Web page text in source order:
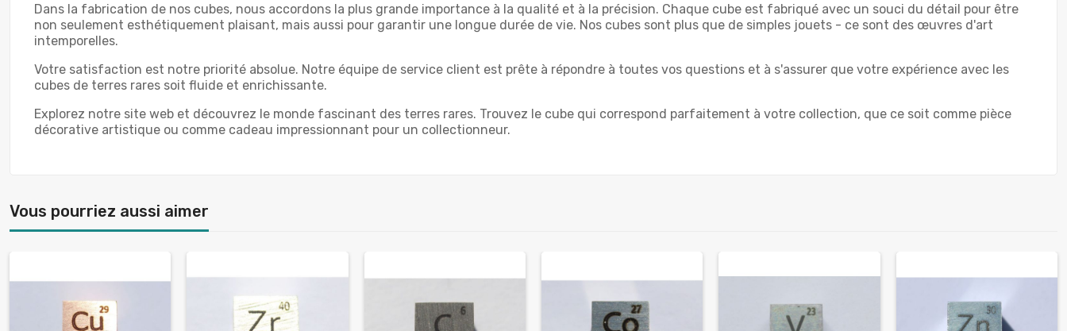
Dans la fabrication de nos cubes, nous accordons la plus grande importance à la qualité et à la précision. Chaque cube est fabriqué avec un souci du détail pour être
non seulement esthétiquement plaisant, mais aussi pour garantir une longue durée de vie. Nos cubes sont plus que de simples jouets - ce sont des œuvres d'art
intemporelles.
Votre satisfaction est notre priorité absolue. Notre équipe de service client est prête à répondre à toutes vos questions et à s'assurer que votre expérience avec les
cubes de terres rares soit fluide et enrichissante.
Explorez notre site web et découvrez le monde fascinant des terres rares. Trouvez le cube qui correspond parfaitement à votre collection, que ce soit comme pièce
décorative artistique ou comme cadeau impressionnant pour un collectionneur.
Vous pourriez aussi aimer